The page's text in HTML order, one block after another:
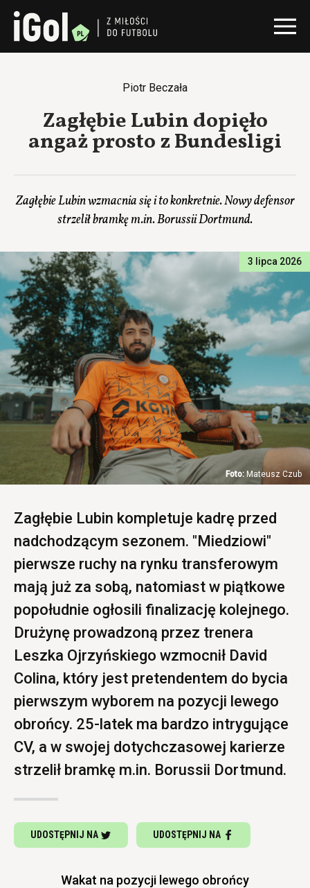
Piotr Beczała
Zagłębie Lubin dopięło
angaż prosto z Bundesligi
Zagłębie Lubin wzmacnia się i to konkretnie. Nowy defensor
strzelił bramkę m.in. Borussii Dortmund.
3 lipca 2026
Mateusz Czub
Zagłębie Lubin kompletuje kadrę przed
nadchodzącym sezonem. "Miedziowi"
pierwsze ruchy na rynku transferowym
mają już za sobą, natomiast w piątkowe
popołudnie ogłosili finalizację kolejnego.
Drużynę prowadzoną przez trenera
Leszka Ojrzyńskiego wzmocnił David
Colina, który jest pretendentem do bycia
pierwszym wyborem na pozycji lewego
obrońcy. 25-latek ma bardzo intrygujące
CV, a w swojej dotychczasowej karierze
strzelił bramkę m.in. Borussii Dortmund.
UDOSTĘPNIJ NA UDOSTĘPNIJ NA
Wakat na pozycji lewego obrońcy